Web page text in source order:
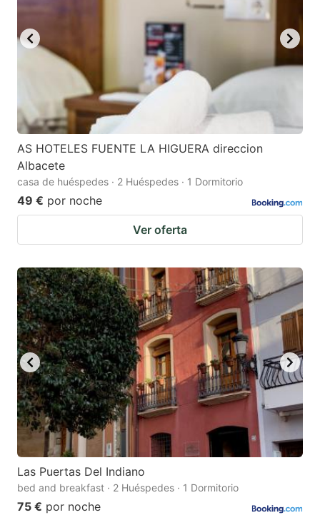
AS HOTELES FUENTE LA HIGUERA direccion
Albacete
casa de huéspedes · 2 Huéspedes · 1 Dormitorio
49 € por noche
Ver oferta
Las Puertas Del Indiano
bed and breakfast · 2 Huéspedes · 1 Dormitorio
75 € por noche